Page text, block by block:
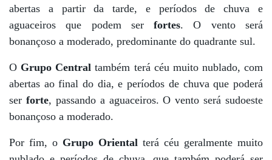
abertas a partir da tarde, e períodos de chuva e
aguaceiros que podem serfortes. O vento será
bonançoso a moderado, predominante do quadrante sul.
O Grupo Central também terá céu muito nublado, com
abertas ao final do dia, e períodos de chuva que poderá
ser forte, passando a aguaceiros. O vento será sudoeste
bonançoso a moderado.
Por fim, o Grupo Oriental terá céu geralmente muito